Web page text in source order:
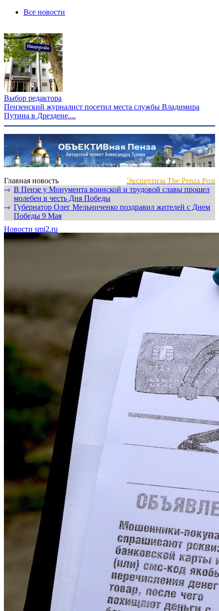
Все новости
Выбор редактора
Пензенский журналист посетил места службы Владимира
Путина в Дрездене....
Главная новость
Экспертиза The Penza Post
⇾ В Пензе у Монумента воинской и трудовой славы прошел
молебен в честь Дня Победы
⇾ Губернатор Олег Мельниченко поздравил жителей с Днем
Победы 9 Мая
Новости smi2.ru